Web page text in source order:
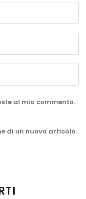
al mio commento.
di un nuovo articolo.